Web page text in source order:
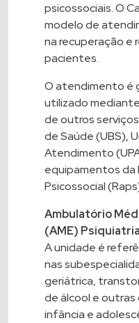
psicossociais. O
modelo de
na recuperação e
pacientes.
O atendimento é
utilizado
de outros
de Saúde (UBS),
Atendimento
equipamentos
Psicossocial
Ambulatório
(AME)
A unidade é
nas
geriátrica,
de álcool e outras
infância e